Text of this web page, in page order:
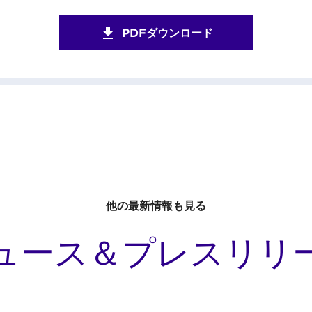
PDFダウンロード
他の最新情報も見る
ース＆プレスリリ